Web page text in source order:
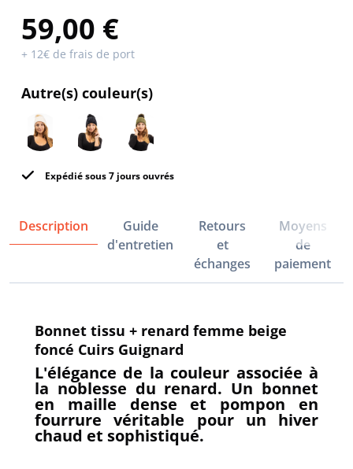
59,00 €
+ 12€ de frais de port
Autre(s) couleur(s)
Expédié sous 7 jours ouvrés
Description
Guide
d'entretien
Retours
et
échanges
Moyens
de
paiement
Bonnet tissu + renard femme beige
foncé Cuirs Guignard
L'élégance de la couleur associée à
la noblesse du renard. Un bonnet
en maille dense et pompon en
fourrure véritable pour un hiver
chaud et sophistiqué.